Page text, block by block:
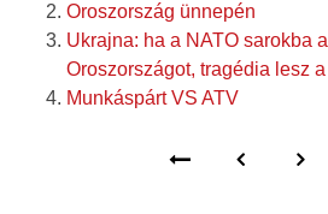
Oroszország ünnepén
Ukrajna: ha a NATO sarokba
Oroszországot, tragédia lesz
Munkáspárt VS ATV